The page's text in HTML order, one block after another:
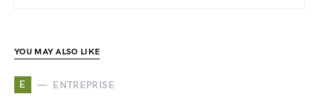
YOU MAY ALSO LIKE
E ENTREPRISE